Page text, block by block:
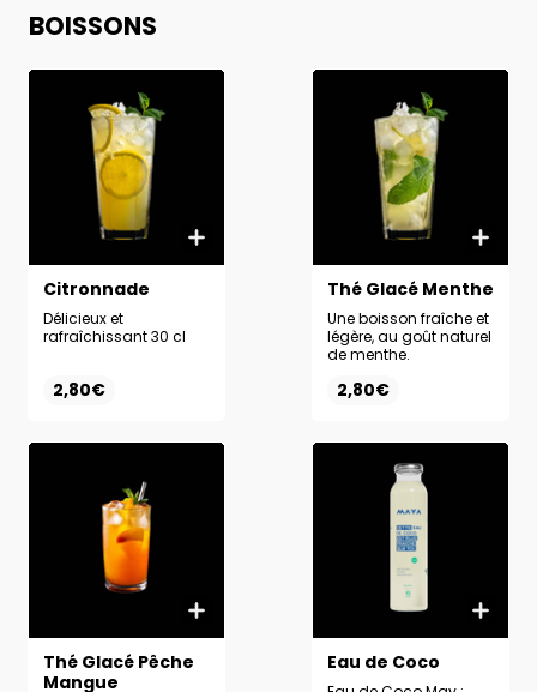
BOISSONS
Citronnade
Délicieux et
rafraîchissant 30 cl
2,80€
Thé Glacé Menthe
Une boisson fraîche et
légère, au goût naturel
de menthe.
2,80€
Thé Glacé Pêche
Mangue
Eau de Coco